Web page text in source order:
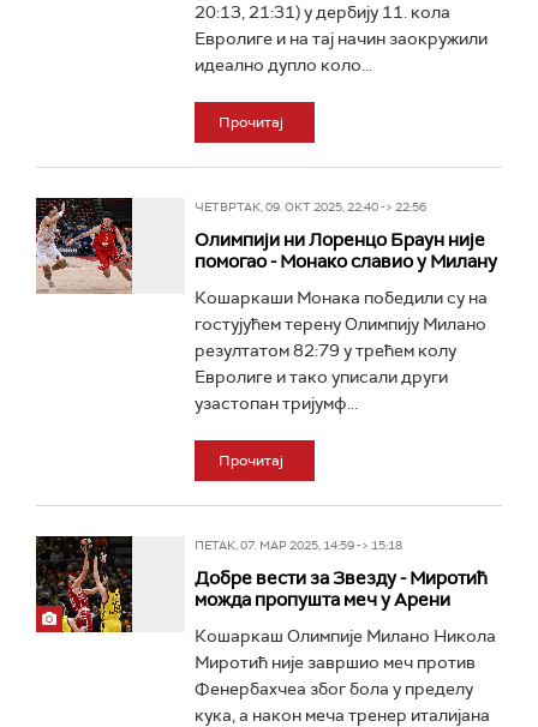
20:13, 21:31) у дербију 11. кола
Евролиге и на тај начин заокружили
идеално дупло коло...
Прочитај
ЧЕТВРТАК, 09. ОКТ 2025, 22:40 -> 22:56
Олимпији ни Лоренцо Браун није
помогао - Монако славио у Милану
Кошаркаши Монака победили су на
гостујућем терену Олимпију Милано
резултатом 82:79 у трећем колу
Евролиге и тако уписали други
узастопан тријумф...
Прочитај
ПЕТАК, 07. МАР 2025, 14:59 -> 15:18
Добре вести за Звезду - Миротић
можда пропушта меч у Арени
Кошаркаш Олимпије Милано Никола
Миротић није завршио меч против
Фенербахчеа због бола у пределу
кука, а након меча тренер италијана